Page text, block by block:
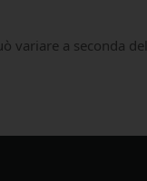
variare a seconda del